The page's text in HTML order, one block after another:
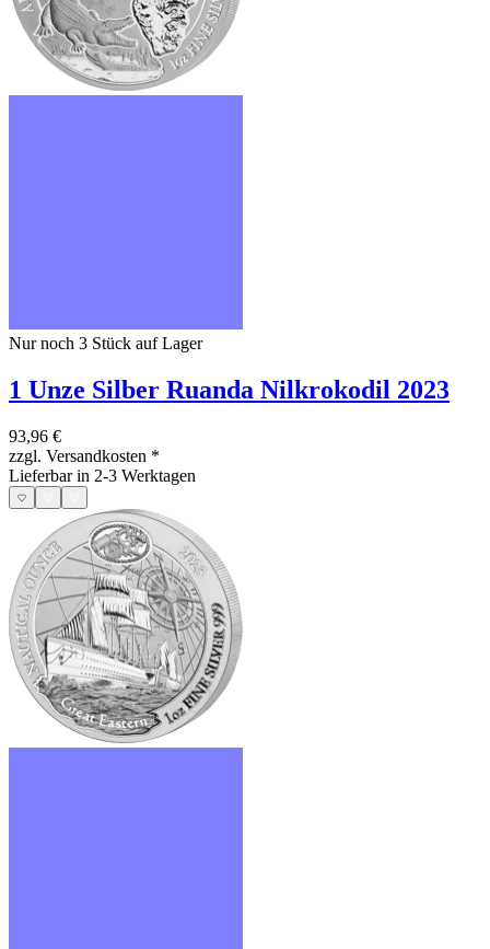
Nur noch 3 Stück auf Lager
1 Unze Silber Ruanda Nilkrokodil 2023
93,96 €
zzgl. Versandkosten *
Lieferbar in 2-3 Werktagen